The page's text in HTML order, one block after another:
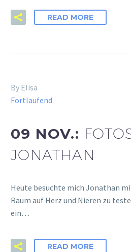
READ MORE
By Elisa
Fortlaufend
09 NOV.:
JONATHAN
Heute besuchte mich Jonathan
Raum auf Herz und Nieren zu
ein…
READ MORE